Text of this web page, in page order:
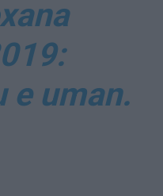
e uman.